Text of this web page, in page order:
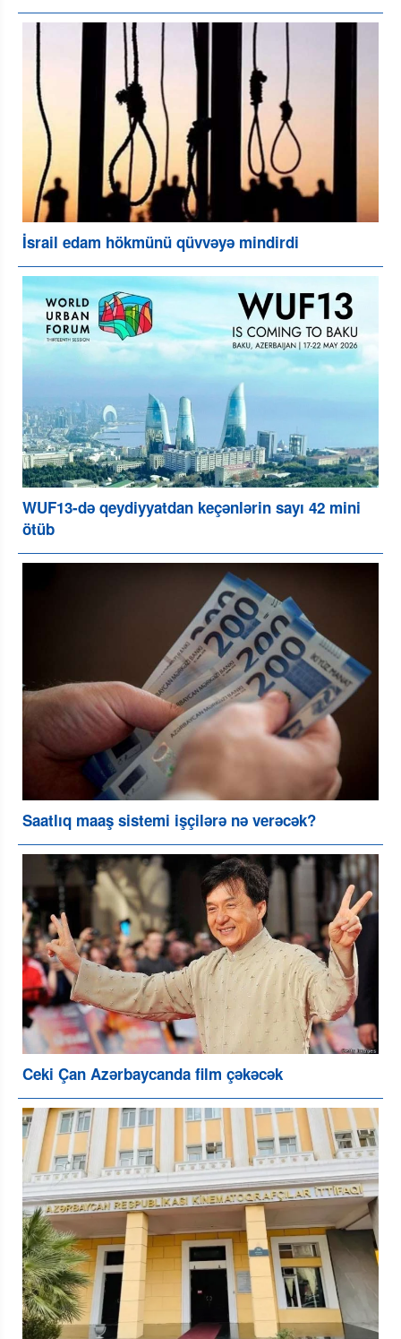
İsrail edam hökmünü qüvvəyə mindirdi
WUF13-də qeydiyyatdan keçənlərin sayı 42 mini
ötüb
Saatlıq maaş sistemi işçilərə nə verəcək?
Ceki Çan Azərbaycanda film çəkəcək